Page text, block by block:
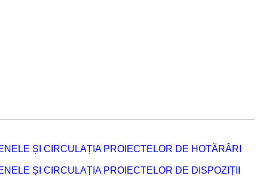
ȘI CIRCULAȚIA PROIECTELOR DE HOTĂRÂRI
ȘI CIRCULAȚIA PROIECTELOR DE DISPOZIȚII